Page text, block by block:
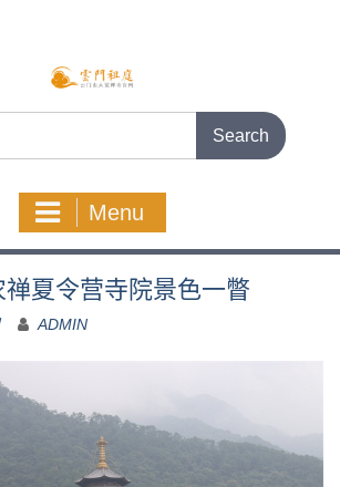
Menu
夏令营寺院景色一瞥
ADMIN